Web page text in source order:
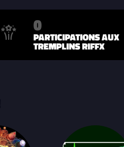
0
PARTICIPATIONS AUX
TREMPLINS RIFFX